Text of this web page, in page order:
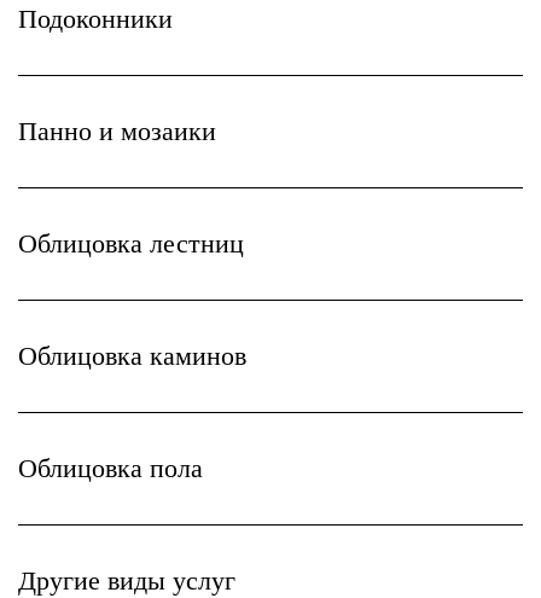
Подоконники
Панно и мозаики
Облицовка лестниц
Облицовка каминов
Облицовка пола
Другие виды услуг